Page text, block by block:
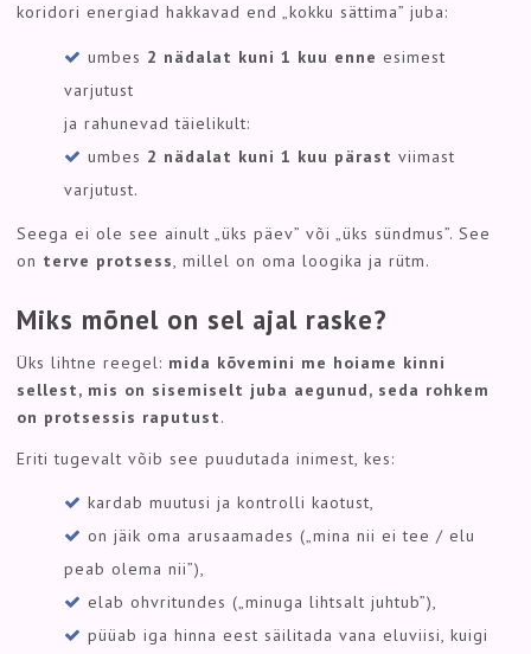
koridori energiad hakkavad end „kokku sättima” juba:
umbes 2 nädalat kuni 1 kuu enne esimest
varjutust
ja rahunevad täielikult:
umbes 2 nädalat kuni 1 kuu pärast viimast
varjutust.
Seega ei ole see ainult „üks päev” või „üks sündmus”. See
on terve protsess , millel on oma loogika ja rütm.
Miks mõnel on sel ajal raske?
Üks lihtne reegel: mida kõvemini me hoiame kinni
sellest, mis on sisemiselt juba aegunud, seda rohkem
on protsessis raputust.
Eriti tugevalt võib see puudutada inimest, kes:
kardab muutusi ja kontrolli kaotust,
on jäik oma arusaamades („mina nii ei tee / elu
peab olema nii”),
elab ohvritundes („minuga lihtsalt juhtub”),
püüab iga hinna eest säilitada vana eluviisi, kuigi